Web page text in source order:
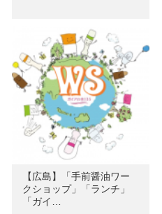
【広島】「手前醤油ワー
クショップ」「ランチ」
「ガイ…